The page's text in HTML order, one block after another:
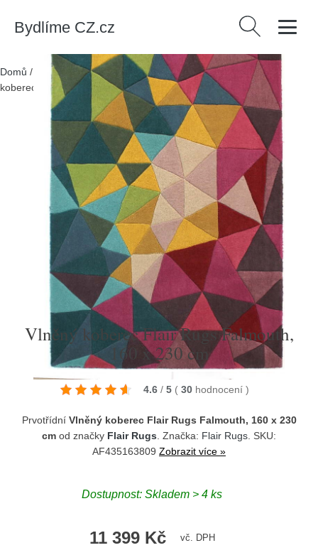
Bydlíme CZ.cz Vyhledávání
Domů / Produkty /Textil Koberce a rohožky/Koberce /Vlněný
koberec Flair Rugs Falmouth, 160 x 230 cm
Vlněný koberec Flair Rugs Falmouth,
160 x 230 cm
4.6 / 5 ( 30 hodnocení )
Prvotřídní Vlněný koberec Flair Rugs Falmouth, 160 x 230
cm od značky Flair Rugs . Značka: Flair Rugs . SKU:
AF435163809 Zobrazit více »
Dostupnost: Skladem > 4 ks
11 399 Kč vč. DPH